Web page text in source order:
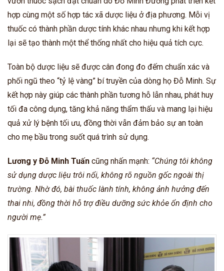
hợp cùng một số hợp tác xã dược liệu ở địa phương. Mỗi vị
thuốc có thành phần dược tính khác nhau nhưng khi kết hợp
lại sẽ tạo thành một thể thống nhất cho hiệu quả tích cực.
Toàn bộ dược liệu sẽ được cân đong đo đếm chuẩn xác và
phối ngũ theo “tỷ lệ vàng” bí truyền của dòng họ Đỗ Minh. Sự
kết hợp này giúp các thành phần tương hỗ lẫn nhau, phát huy
tối đa công dụng, tăng khả năng thẩm thấu và mang lại hiệu
quả xử lý bệnh tối ưu, đồng thời vẫn đảm bảo sự an toàn
cho mẹ bầu trong suốt quá trình sử dụng.
Lương y Đỗ Minh Tuấn cũng nhấn mạnh: “Chúng tôi không
sử dụng dược liệu trôi nổi, không rõ nguồn gốc ngoài thị
trường. Nhờ đó, bài thuốc lành tính, không ảnh hưởng đến
thai nhi, đồng thời hỗ trợ điều dưỡng sức khỏe ổn định cho
người mẹ.”